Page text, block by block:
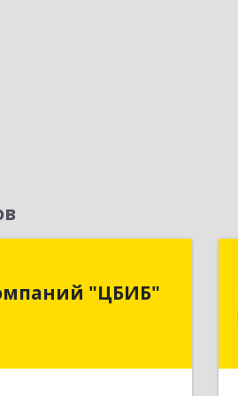
"ЦБИБ"
обл, Мурманск г,
Подробнее